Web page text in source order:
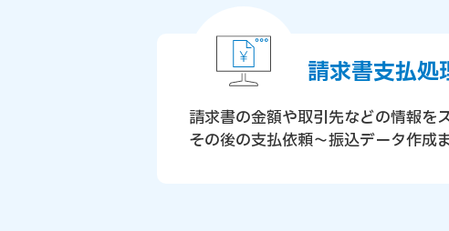
請求書支払処
請求書の金額や取引先などの情報を
その後の支払依頼～振込データ作成